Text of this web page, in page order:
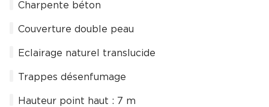
Charpente béton
Couverture double peau
Eclairage naturel translucide
Trappes désenfumage
Hauteur point haut : 7 m